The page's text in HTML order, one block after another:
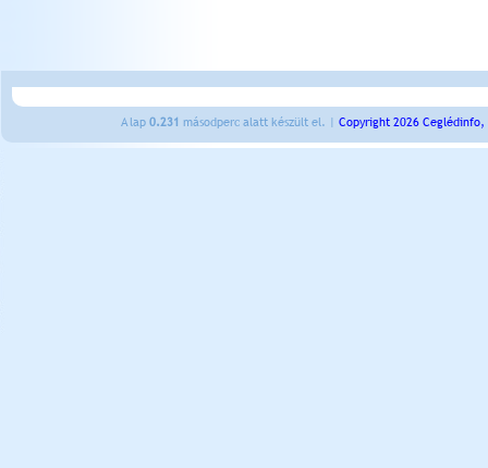
A lap 0.231 másodperc alatt készült el. | Copyright 2026